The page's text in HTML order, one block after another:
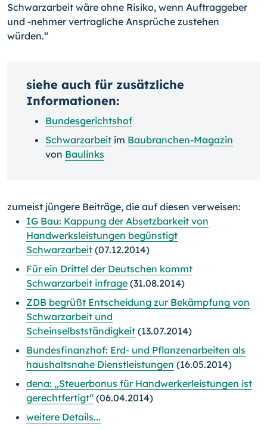
Schwarzarbeit wäre ohne Risiko, wenn Auftraggeber
und -nehmer vertragliche An­sprüche zustehen
würden.“
siehe auch für zusätzliche
Informationen:
Bundesgerichtshof
Schwarzarbeit im Baubranchen-Magazin
von Baulinks
zumeist jüngere Beiträge, die auf diesen verweisen:
IG Bau: Kappung der Absetzbarkeit von
Handwerksleistungen begünstigt
Schwarzarbeit (07.12.2014)
Für ein Drittel der Deutschen kommt
Schwarzarbeit infrage (31.08.2014)
ZDB begrüßt Entscheidung zur Bekämpfung von
Schwarzarbeit und
Scheinselbstständigkeit (13.07.2014)
Bundesfinanzhof: Erd- und Pflanzenarbeiten als
haushaltsnahe Dienstleistungen (16.05.2014)
dena: „Steuerbonus für Handwerkerleistungen ist
gerechtfertigt“ (06.04.2014)
weitere Details...